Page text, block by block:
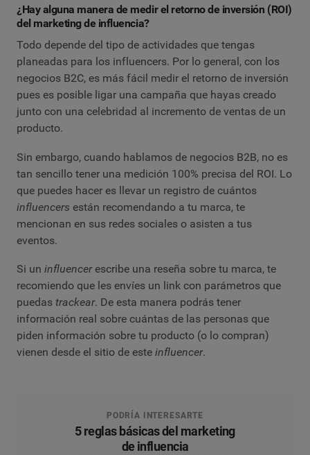
¿Hay alguna manera de medir el retorno de inversión (ROI)
del marketing de influencia?
Todo depende del tipo de actividades que tengas
planeadas para los influencers. Por lo general, con los
negocios B2C, es más fácil medir el retorno de inversión
pues es posible ligar una campaña que hayas creado
junto con una celebridad al incremento de ventas de un
producto.
Sin embargo, cuando hablamos de negocios B2B, no es
tan sencillo tener una medición 100% precisa del ROI. Lo
que puedes hacer es llevar un registro de cuántos
influencers están recomendando a tu marca, te
mencionan en sus redes sociales o asisten a tus
eventos.
Si un influencerescribe una reseña sobre tu marca, te
recomiendo que les envíes un link con parámetros que
puedas trackear. De esta manera podrás tener
información real sobre cuántas de las personas que
piden información sobre tu producto (o lo compran)
vienen desde el sitio de este influencer.
PODRÍA INTERESARTE
5 reglas básicas del marketing
de influencia